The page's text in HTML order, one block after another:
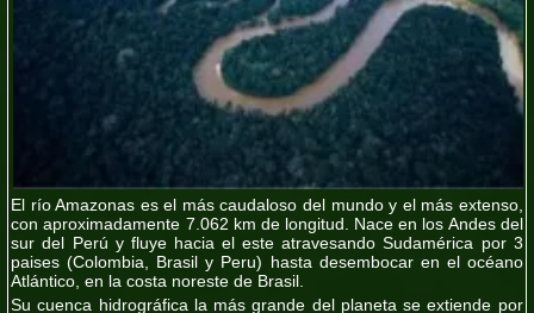
El río Amazonas es el más caudaloso del mundo y el más extenso,
con aproximadamente 7.062 km de longitud. Nace en los Andes del
sur del Perú y fluye hacia el este atravesando Sudamérica por 3
paises (Colombia, Brasil y Peru) hasta desembocar en el océano
Atlántico, en la costa noreste de Brasil.
Su cuenca hidrográfica la más grande del planeta se extiende por